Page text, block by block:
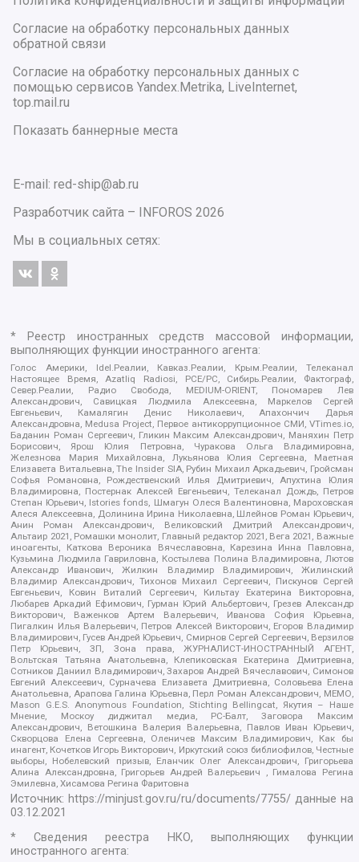
Согласие на обработку персональных данных
обратной связи
Согласие на обработку персональных данных с
помощью сервисов Yandex.Metrika, LiveInternet,
top.mail.ru
Показать баннерные места
E-mail: red-ship@ab.ru
Разработчик сайта –
INFOROS 2026
Мы в социальных сетях:
* Реестр иностранных средств массовой информации,
выполняющих функции иностранного агента:
Голос Америки, Idel.Реалии, Кавказ.Реалии, Крым.Реалии, Телеканал
Настоящее Время, Azatliq Radiosi, PCE/PC, Сибирь.Реалии, Фактограф,
Север.Реалии, Радио Свобода, MEDIUM-ORIENT, Пономарев Лев
Александрович, Савицкая Людмила Алексеевна, Маркелов Сергей
Евгеньевич, Камалягин Денис Николаевич, Апахончич Дарья
Александровна, Medusa Project, Первое антикоррупционное СМИ, VTimes.io,
Баданин Роман Сергеевич, Гликин Максим Александрович, Маняхин Петр
Борисович, Ярош Юлия Петровна, Чуракова Ольга Владимировна,
Железнова Мария Михайловна, Лукьянова Юлия Сергеевна, Маетная
Елизавета Витальевна, The Insider SIA, Рубин Михаил Аркадьевич, Гройсман
Софья Романовна, Рождественский Илья Дмитриевич, Апухтина Юлия
Владимировна, Постернак Алексей Евгеньевич, Телеканал Дождь, Петров
Степан Юрьевич, Istories fonds, Шмагун Олеся Валентиновна, Мароховская
Алеся Алексеевна, Долинина Ирина Николаевна, Шлейнов Роман Юрьевич,
Анин Роман Александрович, Великовский Дмитрий Александрович,
Альтаир 2021, Ромашки монолит, Главный редактор 2021, Вега 2021, Важные
иноагенты, Каткова Вероника Вячеславовна, Карезина Инна Павловна,
Кузьмина Людмила Гавриловна, Костылева Полина Владимировна, Лютов
Александр Иванович, Жилкин Владимир Владимирович, Жилинский
Владимир Александрович, Тихонов Михаил Сергеевич, Пискунов Сергей
Евгеньевич, Ковин Виталий Сергеевич, Кильтау Екатерина Викторовна,
Любарев Аркадий Ефимович, Гурман Юрий Альбертович, Грезев Александр
Викторович, Важенков Артем Валерьевич, Иванова София Юрьевна,
Пигалкин Илья Валерьевич, Петров Алексей Викторович, Егоров Владимир
Владимирович, Гусев Андрей Юрьевич, Смирнов Сергей Сергеевич, Верзилов
Петр Юрьевич, ЗП, Зона права, ЖУРНАЛИСТ-ИНОСТРАННЫЙ АГЕНТ,
Вольтская Татьяна Анатольевна, Клепиковская Екатерина Дмитриевна,
Сотников Даниил Владимирович, Захаров Андрей Вячеславович, Симонов
Евгений Алексеевич, Сурначева Елизавета Дмитриевна, Соловьева Елена
Анатольевна, Арапова Галина Юрьевна, Перл Роман Александрович, МЕМО,
Mason G.E.S. Anonymous Foundation, Stichting Bellingcat, Якутия – Наше
Мнение, Москоу диджитал медиа, РС-Балт, Заговора Максим
Александрович, Ветошкина Валерия Валерьевна, Павлов Иван Юрьевич,
Скворцова Елена Сергеевна, Оленичев Максим Владимирович, Как бы
инагент, Кочетков Игорь Викторович, Иркутский союз библиофилов, Честные
выборы, Нобелевский призыв, Еланчик Олег Александрович, Григорьева
Алина Александровна, Григорьев Андрей Валерьевич , Гималова Регина
Эмилевна, Хисамова Регина Фаритовна
Источник: https://minjust.gov.ru/ru/documents/7755/ данные на
03.12.2021
* Сведения реестра НКО, выполняющих функции
иностранного агента: